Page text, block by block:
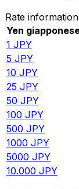
Rate
Yen
1 JPY
5 JPY
10 JPY
25 JPY
50 JPY
100 JPY
500 JPY
1000 JPY
5000 JPY
10.000 JPY